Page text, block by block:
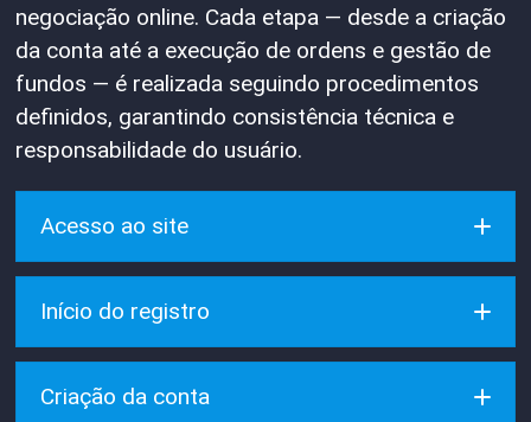
negociação online. Cada etapa — desde a criação
da conta até a execução de ordens e gestão de
fundos — é realizada seguindo procedimentos
definidos, garantindo consistência técnica e
responsabilidade do usuário.
Acesso ao site
Início do registro
Criação da conta